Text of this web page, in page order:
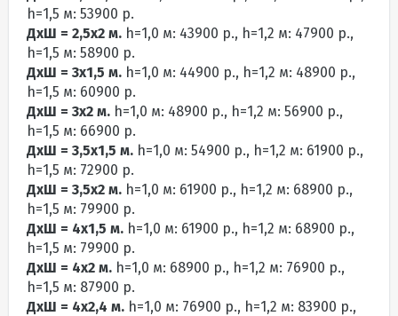
h=1,5 м: 53900 р.
ДхШ = 2,5х2 м. h=1,0 м: 43900 р., h=1,2 м: 47900 р.,
h=1,5 м: 58900 р.
ДхШ = 3х1,5 м. h=1,0 м: 44900 р., h=1,2 м: 48900 р.,
h=1,5 м: 60900 р.
ДхШ = 3х2 м. h=1,0 м: 48900 р., h=1,2 м: 56900 р.,
h=1,5 м: 66900 р.
ДхШ = 3,5х1,5 м. h=1,0 м: 54900 р., h=1,2 м: 61900 р.,
h=1,5 м: 72900 р.
ДхШ = 3,5х2 м. h=1,0 м: 61900 р., h=1,2 м: 68900 р.,
h=1,5 м: 79900 р.
ДхШ = 4х1,5 м. h=1,0 м: 61900 р., h=1,2 м: 68900 р.,
h=1,5 м: 79900 р.
ДхШ = 4х2 м. h=1,0 м: 68900 р., h=1,2 м: 76900 р.,
h=1,5 м: 87900 р.
ДхШ = 4х2,4 м. h=1,0 м: 76900 р., h=1,2 м: 83900 р.,